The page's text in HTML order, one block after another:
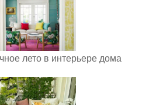
лето в интерьере дома